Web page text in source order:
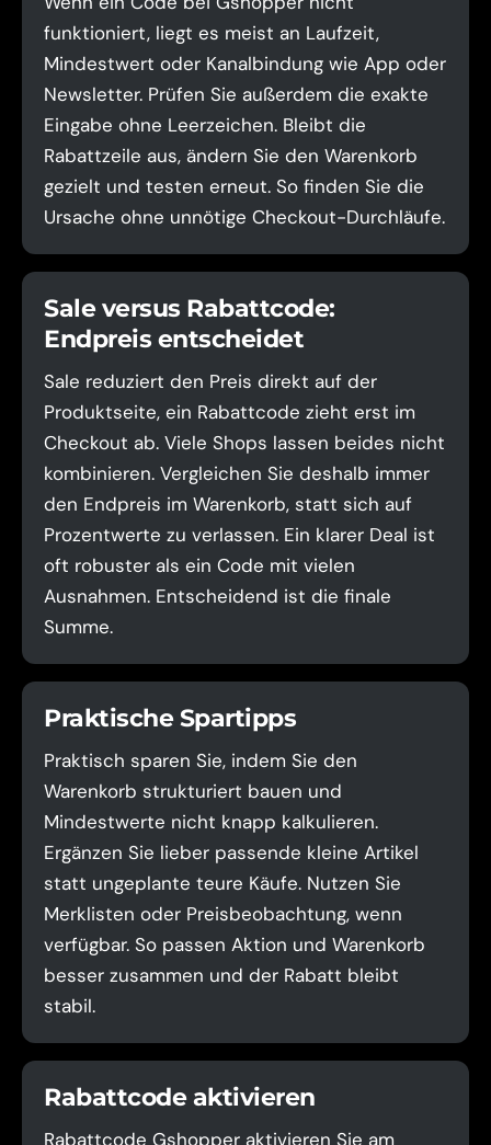
funktioniert, liegt es meist an Laufzeit,
Mindestwert oder Kanalbindung wie App oder
Newsletter. Prüfen Sie außerdem die exakte
Eingabe ohne Leerzeichen. Bleibt die
Rabattzeile aus, ändern Sie den Warenkorb
gezielt und testen erneut. So finden Sie die
Ursache ohne unnötige Checkout-Durchläufe.
Sale versus Rabattcode:
Endpreis entscheidet
Sale reduziert den Preis direkt auf der
Produktseite, ein Rabattcode zieht erst im
Checkout ab. Viele Shops lassen beides nicht
kombinieren. Vergleichen Sie deshalb immer
den Endpreis im Warenkorb, statt sich auf
Prozentwerte zu verlassen. Ein klarer Deal ist
oft robuster als ein Code mit vielen
Ausnahmen. Entscheidend ist die finale
Summe.
Praktische Spartipps
Praktisch sparen Sie, indem Sie den
Warenkorb strukturiert bauen und
Mindestwerte nicht knapp kalkulieren.
Ergänzen Sie lieber passende kleine Artikel
statt ungeplante teure Käufe. Nutzen Sie
Merklisten oder Preisbeobachtung, wenn
verfügbar. So passen Aktion und Warenkorb
besser zusammen und der Rabatt bleibt
stabil.
Rabattcode aktivieren
Rabattcode Gshopper aktivieren Sie am